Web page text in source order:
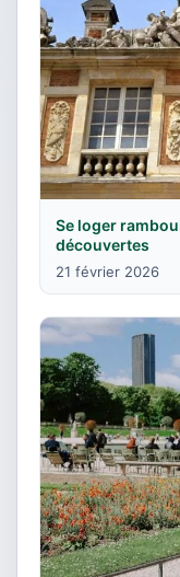
Se loger
découvertes
21 février 2026